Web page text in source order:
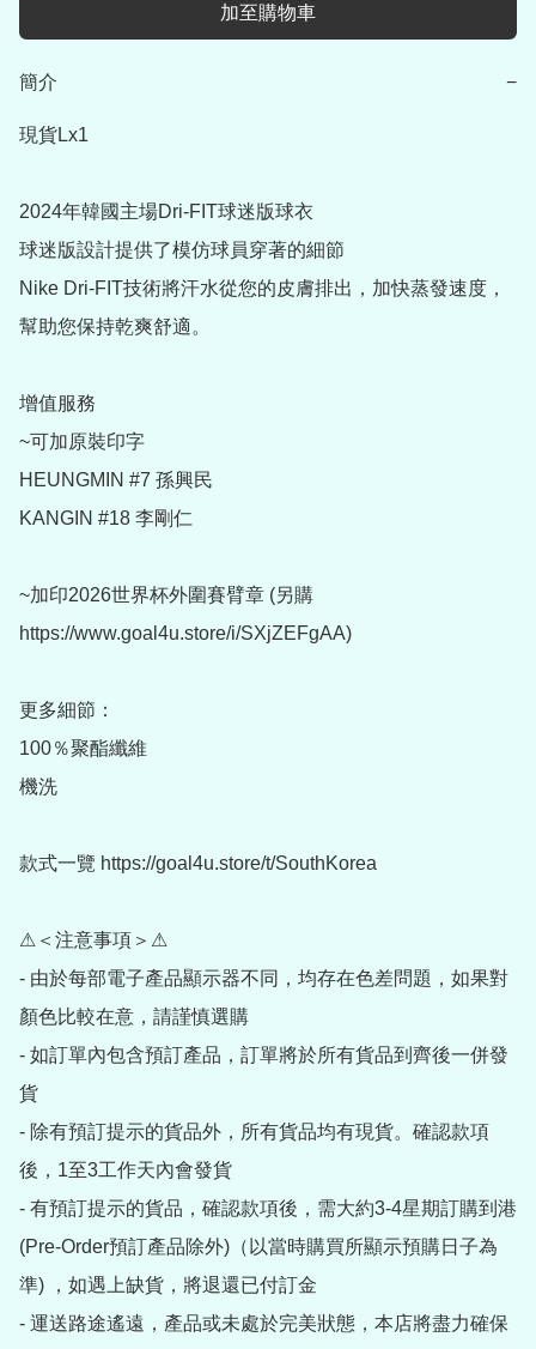
加至購物車
簡介 −
現貨Lx1
2024年韓國主場Dri-FIT球迷版球衣
球迷版設計提供了模仿球員穿著的細節
Nike Dri-FIT技術將汗水從您的皮膚排出，加快蒸發速度，
幫助您保持乾爽舒適。
增值服務
~可加原裝印字
HEUNGMIN #7 孫興民
KANGIN #18 李剛仁
~加印2026世界杯外圍賽臂章 (另購
https://www.goal4u.store/i/SXjZEFgAA)
更多細節：
100％聚酯纖維
機洗
款式一覽 https://goal4u.store/t/SouthKorea
⚠＜注意事項＞⚠
- 由於每部電子產品顯示器不同，均存在色差問題，如果對
顏色比較在意，請謹慎選購
- 如訂單內包含預訂產品，訂單將於所有貨品到齊後一併發
貨
- 除有預訂提示的貨品外，所有貨品均有現貨。確認款項
後，1至3工作天內會發貨
- 有預訂提示的貨品，確認款項後，需大約3-4星期訂購到港
(Pre-Order預訂產品除外)（以當時購買所顯示預購日子為
準) ，如遇上缺貨，將退還已付訂金
- 運送路途遙遠，產品或未處於完美狀態，本店將盡力確保